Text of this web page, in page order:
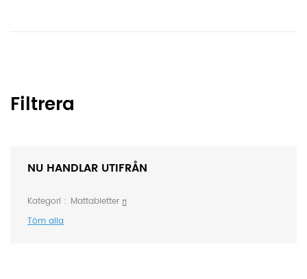
Filtrera
NU HANDLAR UTIFRÅN
Kategori
Mattabletter
Töm alla